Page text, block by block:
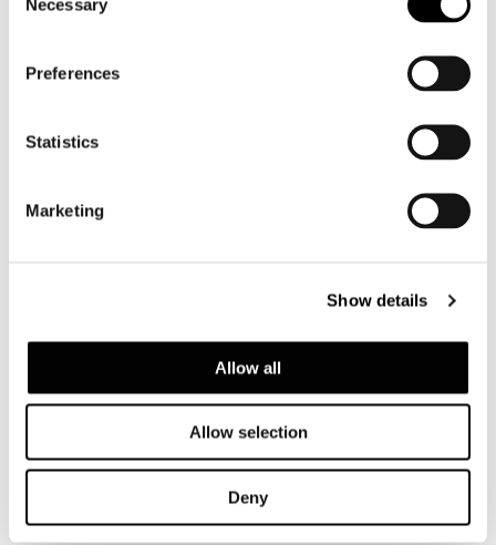
Selection
Necessary
Preferences
Statistics
Marketing
Show details
Allow all
Allow selection
Deny